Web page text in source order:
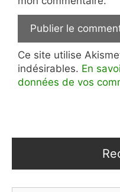
Ce site utilise
indésirables. En
données de vos